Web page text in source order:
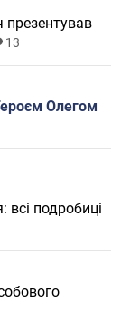
презентував
13
Олегом
всі подробиці